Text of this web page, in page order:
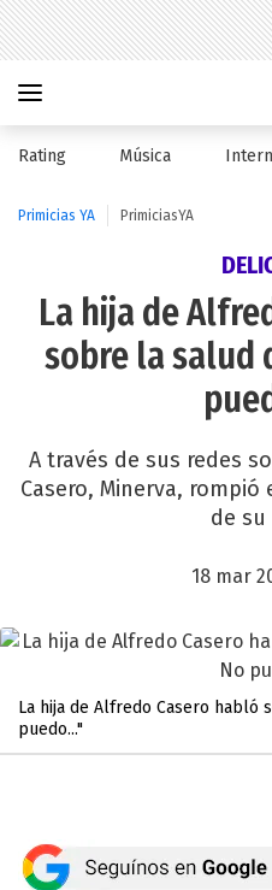
Rating Música
Primicias YA PrimiciasYA
La hija de
sobre la salud
A través de sus redes
Casero, Minerva,
de su
18 mar
La hija de Alfredo Casero habló
puedo..."